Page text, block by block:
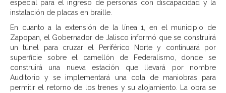
especial para el ingreso de personas con discapacidad y la
instalación de placas en braille.
En cuanto a la extensión de la línea 1, en el municipio de
Zapopan, el Gobernador de Jalisco informó que se construirá
un túnel para cruzar el Periférico Norte y continuará por
superficie sobre el camellón de Federalismo, donde se
construirá una nueva estación que llevará por nombre
Auditorio y se implementará una cola de maniobras para
permitir el retorno de los trenes y su alojamiento. La obra se